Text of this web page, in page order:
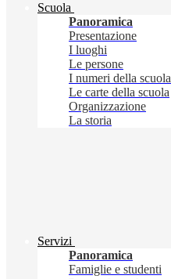
Scuola
Panoramica
Presentazione
I luoghi
Le persone
I numeri della scuola
Le carte della scuola
Organizzazione
La storia
Servizi
Panoramica
Famiglie e studenti